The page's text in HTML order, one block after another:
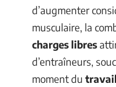
d’augmenter
musculaire, la
charges libres
d’entraîneurs,
moment du